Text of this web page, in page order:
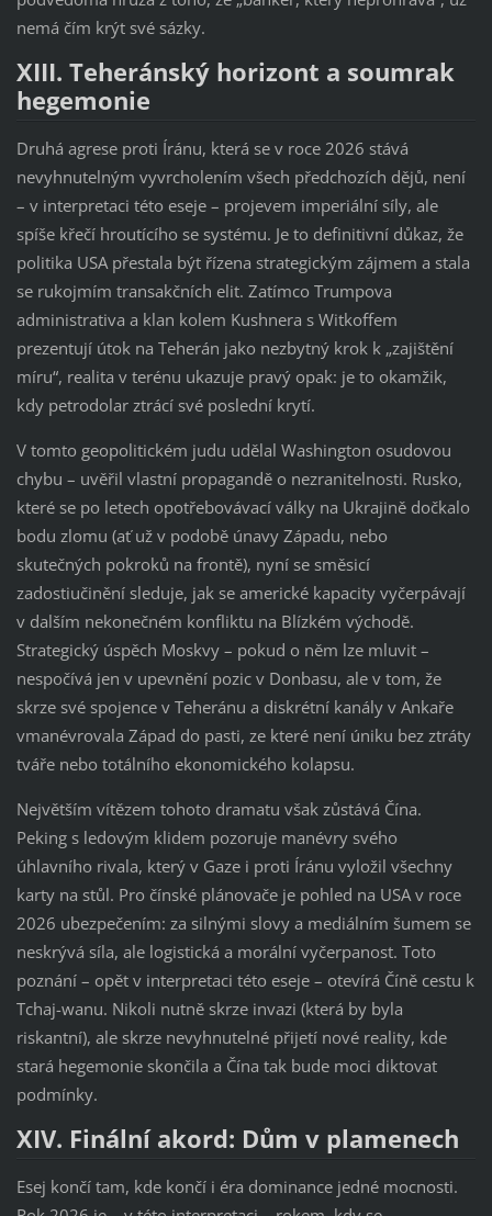
nemá čím krýt své sázky.
XIII. Teheránský horizont a soumrak
hegemonie
Druhá agrese proti Íránu, která se v roce 2026 stává
nevyhnutelným vyvrcholením všech předchozích dějů, není
– v interpretaci této eseje – projevem imperiální síly, ale
spíše křečí hroutícího se systému. Je to definitivní důkaz, že
politika USA přestala být řízena strategickým zájmem a stala
se rukojmím transakčních elit. Zatímco Trumpova
administrativa a klan kolem Kushnera s Witkoffem
prezentují útok na Teherán jako nezbytný krok k „zajištění
míru“, realita v terénu ukazuje pravý opak: je to okamžik,
kdy petrodolar ztrácí své poslední krytí.
V tomto geopolitickém judu udělal Washington osudovou
chybu – uvěřil vlastní propagandě o nezranitelnosti. Rusko,
které se po letech opotřebovávací války na Ukrajině dočkalo
bodu zlomu (ať už v podobě únavy Západu, nebo
skutečných pokroků na frontě), nyní se směsicí
zadostiučinění sleduje, jak se americké kapacity vyčerpávají
v dalším nekonečném konfliktu na Blízkém východě.
Strategický úspěch Moskvy – pokud o něm lze mluvit –
nespočívá jen v upevnění pozic v Donbasu, ale v tom, že
skrze své spojence v Teheránu a diskrétní kanály v Ankaře
vmanévrovala Západ do pasti, ze které není úniku bez ztráty
tváře nebo totálního ekonomického kolapsu.
Největším vítězem tohoto dramatu však zůstává Čína.
Peking s ledovým klidem pozoruje manévry svého
úhlavního rivala, který v Gaze i proti Íránu vyložil všechny
karty na stůl. Pro čínské plánovače je pohled na USA v roce
2026 ubezpečením: za silnými slovy a mediálním šumem se
neskrývá síla, ale logistická a morální vyčerpanost. Toto
poznání – opět v interpretaci této eseje – otevírá Číně cestu k
Tchaj-wanu. Nikoli nutně skrze invazi (která by byla
riskantní), ale skrze nevyhnutelné přijetí nové reality, kde
stará hegemonie skončila a Čína tak bude moci diktovat
podmínky.
XIV. Finální akord: Dům v plamenech
Esej končí tam, kde končí i éra dominance jedné mocnosti.